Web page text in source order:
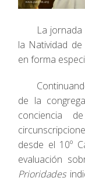
La
la Natividad
en forma
de la
conciencia
desde el 10º
evaluación
Prioridades